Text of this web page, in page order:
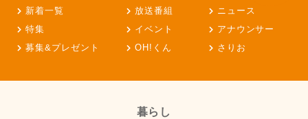
新着一覧 放送番組
ニュース
特集
イベント
アナウンサー
募集&プレゼント
OH!くん さりお
暮らし